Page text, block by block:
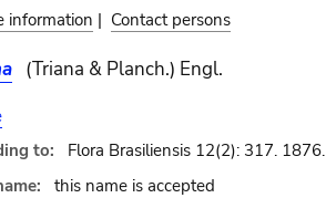
information | Contact persons
(Triana & Planch.) Engl.
to:
Flora Brasiliensis 12(2): 317. 1876.
this name is accepted